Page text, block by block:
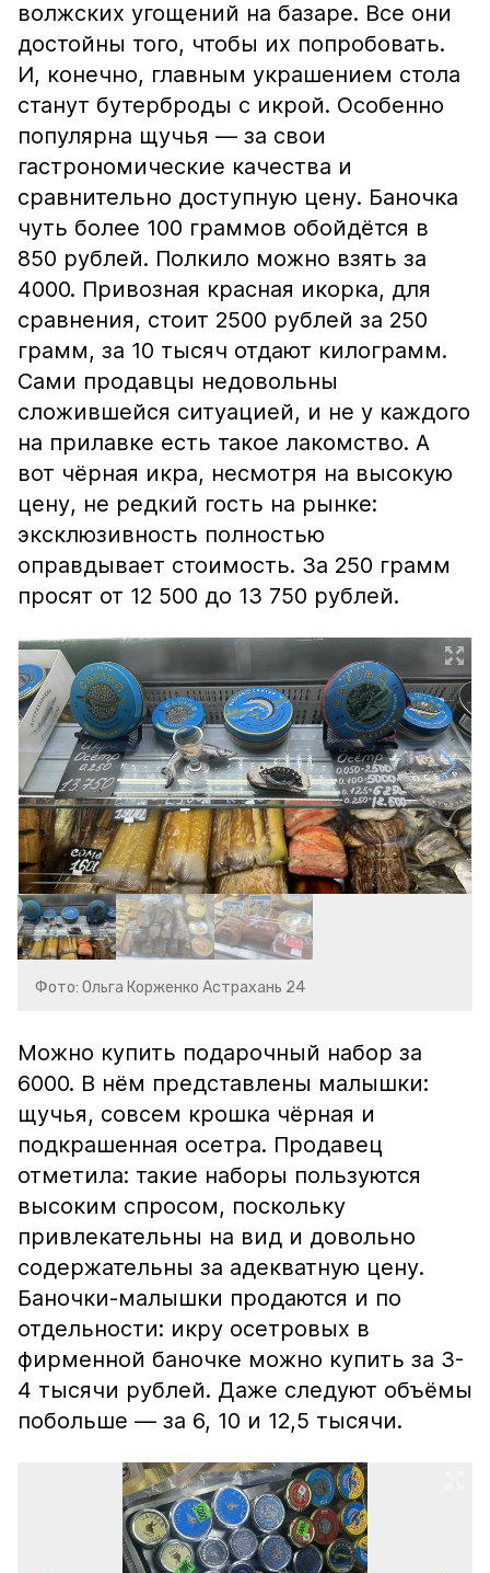
волжских угощений на базаре. Все они
достойны того, чтобы их попробовать.
И, конечно, главным украшением стола
станут бутерброды с икрой. Особенно
популярна щучья — за свои
гастрономические качества и
сравнительно доступную цену. Баночка
чуть более 100 граммов обойдётся в
850 рублей. Полкило можно взять за
4000. Привозная красная икорка, для
сравнения, стоит 2500 рублей за 250
грамм, за 10 тысяч отдают килограмм.
Сами продавцы недовольны
сложившейся ситуацией, и не у каждого
на прилавке есть такое лакомство. А
вот чёрная икра, несмотря на высокую
цену, не редкий гость на рынке:
эксклюзивность полностью
оправдывает стоимость. За 250 грамм
просят от 12 500 до 13 750 рублей.
Фото: Ольга Корженко Астрахань 24
Можно купить подарочный набор за
6000. В нём представлены малышки:
щучья, совсем крошка чёрная и
подкрашенная осетра. Продавец
отметила: такие наборы пользуются
высоким спросом, поскольку
привлекательны на вид и довольно
содержательны за адекватную цену.
Баночки-малышки продаются и по
отдельности: икру осетровых в
фирменной баночке можно купить за 3-
4 тысячи рублей. Даже следуют объёмы
побольше — за 6, 10 и 12,5 тысячи.